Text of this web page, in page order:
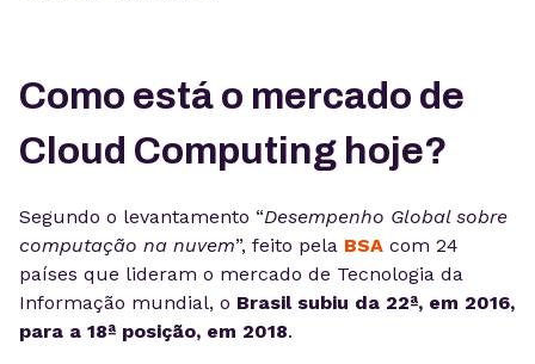
Como está o mercado de
Cloud Computing hoje?
Segundo o levantamento “Desempenho Global sobre
computação na nuvem”, feito pela BSA com 24
países que lideram o mercado de Tecnologia da
Informação mundial, o Brasil subiu da 22ª, em 2016,
para a 18ª posição, em 2018.